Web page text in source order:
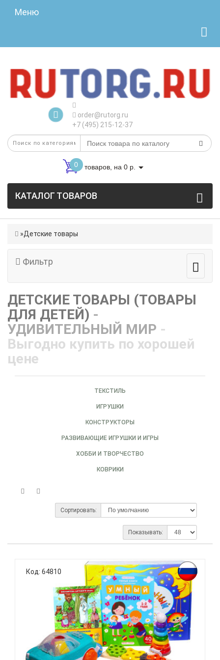
Меню
order@rutorg.ru
+7 (495) 215-12-37
0 товаров, на 0 р.
КАТАЛОГ ТОВАРОВ
Детские товары
Фильтр
ДЕТСКИЕ ТОВАРЫ (ТОВАРЫ
ДЛЯ ДЕТЕЙ) -
УДИВИТЕЛЬНЫЙ МИР -
Выгодно купить по хорошей
цене
ТЕКСТИЛЬ
ИГРУШКИ
КОНСТРУКТОРЫ
РАЗВИВАЮЩИЕ ИГРУШКИ И ИГРЫ
ХОББИ И ТВОРЧЕСТВО
КОВРИКИ
Сортировать:
Показывать:
Код: 64810